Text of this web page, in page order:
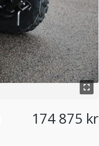
174 875 kr